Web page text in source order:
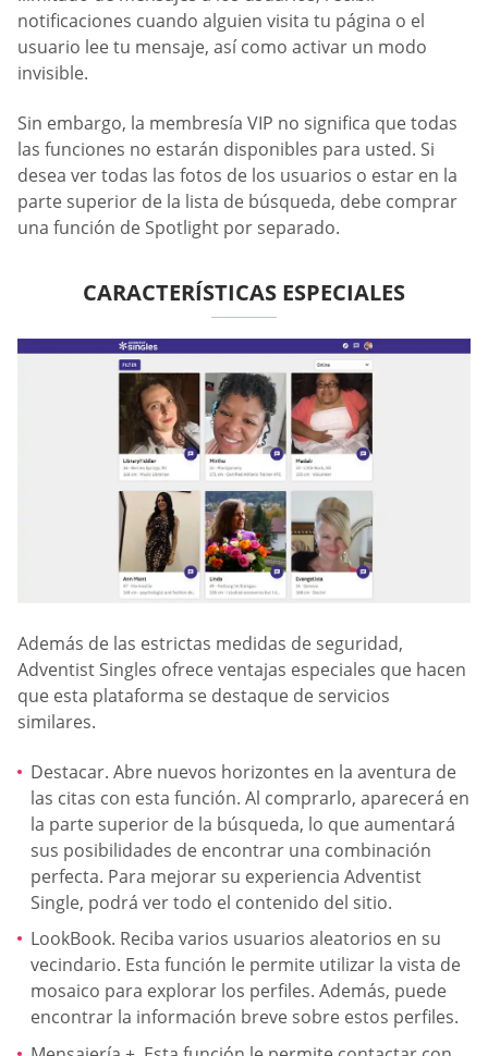
notificaciones cuando alguien visita tu página o el
usuario lee tu mensaje, así como activar un modo
invisible.
Sin embargo, la membresía VIP no significa que todas
las funciones no estarán disponibles para usted. Si
desea ver todas las fotos de los usuarios o estar en la
parte superior de la lista de búsqueda, debe comprar
una función de Spotlight por separado.
CARACTERÍSTICAS ESPECIALES
Además de las estrictas medidas de seguridad,
Adventist Singles ofrece ventajas especiales que hacen
que esta plataforma se destaque de servicios
similares.
Destacar. Abre nuevos horizontes en la aventura de
las citas con esta función. Al comprarlo, aparecerá en
la parte superior de la búsqueda, lo que aumentará
sus posibilidades de encontrar una combinación
perfecta. Para mejorar su experiencia Adventist
Single, podrá ver todo el contenido del sitio.
LookBook. Reciba varios usuarios aleatorios en su
vecindario. Esta función le permite utilizar la vista de
mosaico para explorar los perfiles. Además, puede
encontrar la información breve sobre estos perfiles.